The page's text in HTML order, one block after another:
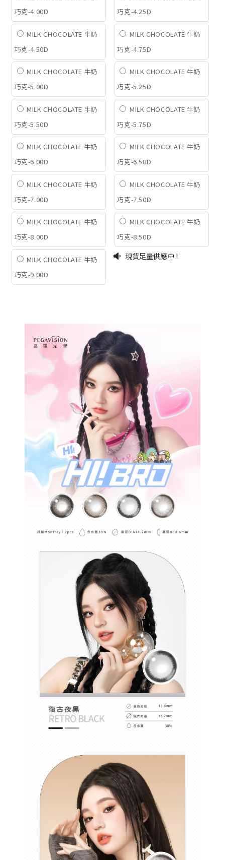
巧克-4.00D
巧克-4.25D
MILK CHOCOLATE 牛奶
巧克-4.50D
MILK CHOCOLATE 牛奶
巧克-4.75D
MILK CHOCOLATE 牛奶
巧克-5.00D
MILK CHOCOLATE 牛奶
巧克-5.25D
MILK CHOCOLATE 牛奶
巧克-5.50D
MILK CHOCOLATE 牛奶
巧克-5.75D
MILK CHOCOLATE 牛奶
巧克-6.00D
MILK CHOCOLATE 牛奶
巧克-6.50D
MILK CHOCOLATE 牛奶
巧克-7.00D
MILK CHOCOLATE 牛奶
巧克-7.50D
MILK CHOCOLATE 牛奶
巧克-8.00D
MILK CHOCOLATE 牛奶
巧克-8.50D
MILK CHOCOLATE 牛奶
巧克-9.00D
現貨足量供應中 !